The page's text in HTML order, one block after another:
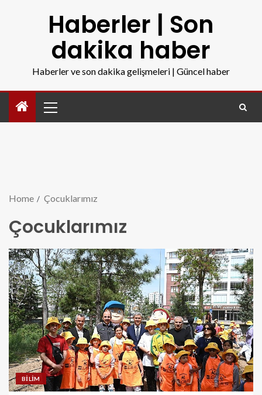
Haberler | Son
dakika haber
Haberler ve son dakika gelişmeleri | Güncel haber
Home Çocuklarımız
Çocuklarımız
BILIM